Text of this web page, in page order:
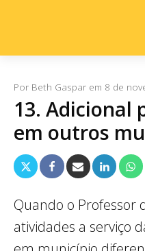
Por Beth Gaspar em 8 de
13. Adicional
em outros
Quando o Professor
atividades a serviço